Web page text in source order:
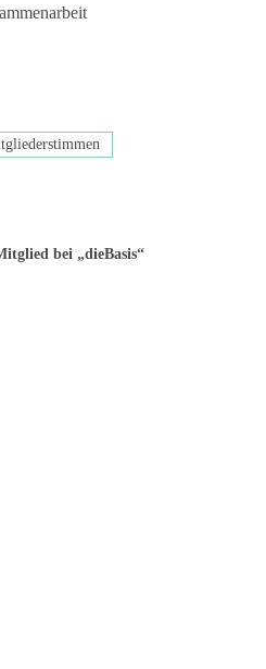
bei „dieBasis“